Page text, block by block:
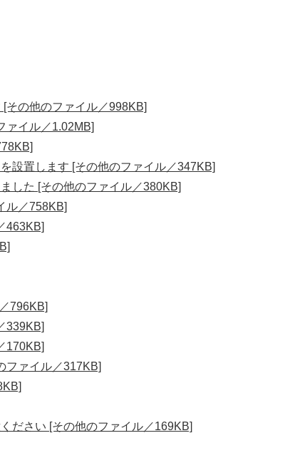
その他のファイル／998KB]
ァイル／1.02MB]
設置します [その他のファイル／347KB]
した [その他のファイル／380KB]
ル／758KB]
463KB]
796KB]
339KB]
170KB]
ファイル／317KB]
ださい [その他のファイル／169KB]